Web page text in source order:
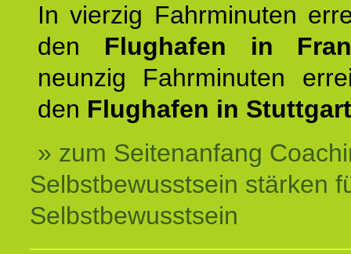
In vierzig Fahrminuten
den Flughafen in
neunzig Fahrminuten
den Flughafen in
» zum Seitenanfang
Selbstbewusstsein stärken
Selbstbewusstsein